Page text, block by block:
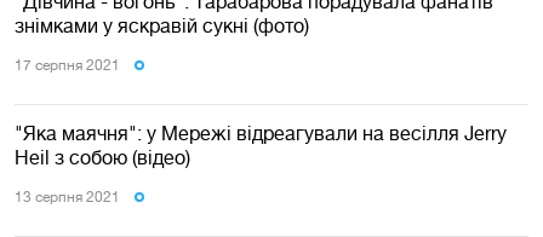
знімками у яскравій сукні (фото)
17 серпня 2021
"Яка маячня": у Мережі відреагували на весілля Jerry
Heil з собою (відео)
13 серпня 2021